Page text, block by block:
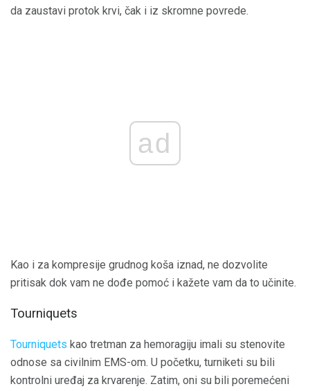
da zaustavi protok krvi, čak i iz skromne povrede.
ad
Kao i za kompresije grudnog koša iznad, ne dozvolite
pritisak dok vam ne dođe pomoć i kažete vam da to učinite.
Tourniquets
Tourniquets kao tretman za hemoragiju imali su stenovite
odnose sa civilnim EMS-om. U početku, turniketi su bili
kontrolni uređaj za krvarenje. Zatim, oni su bili poremećeni